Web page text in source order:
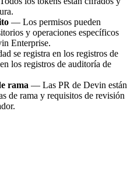
— Los permisos pueden
y operaciones específicos
Enterprise.
se registra en los registros de
los registros de auditoría de
rama — Las PR de Devin están
de rama y requisitos de revisión